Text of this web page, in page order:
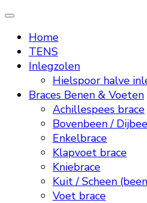
Home
TENS
Inlegzolen
Hielspoor halve
Braces Benen & Voeten
Achillespees brace
Bovenbeen /
Enkelbrace
Klapvoet brace
Kniebrace
Kuit / Scheen
Voet brace